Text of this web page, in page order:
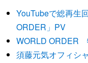
YouTubeで総再生
ORDER」PV
WORLD ORDER
須藤元気オフィシ